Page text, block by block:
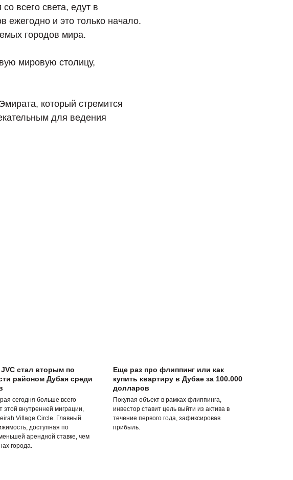
всего света, едут в
ежегодно и это только начало.
городов мира.
мировую столицу,
который стремится
для ведения
стал вторым по
районом Дубая среди
сегодня больше всего
этой внутренней миграции,
Village Circle. Главный
доступная по
арендной ставке, чем
города.
Еще раз про флиппинг или как
купить квартиру в Дубае за 100.000
долларов
Покупая объект в рамках флиппинга,
инвестор ставит цель выйти из актива в
течение первого года, зафиксировав
прибыль.